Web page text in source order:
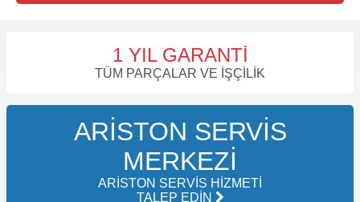
1 YIL GARANTI
TÜM PARÇALAR VE İŞÇILIK
ARISTON SERVIS
MERKEZI
ARISTON SERVIS HIZMETI
TALEP EDIN